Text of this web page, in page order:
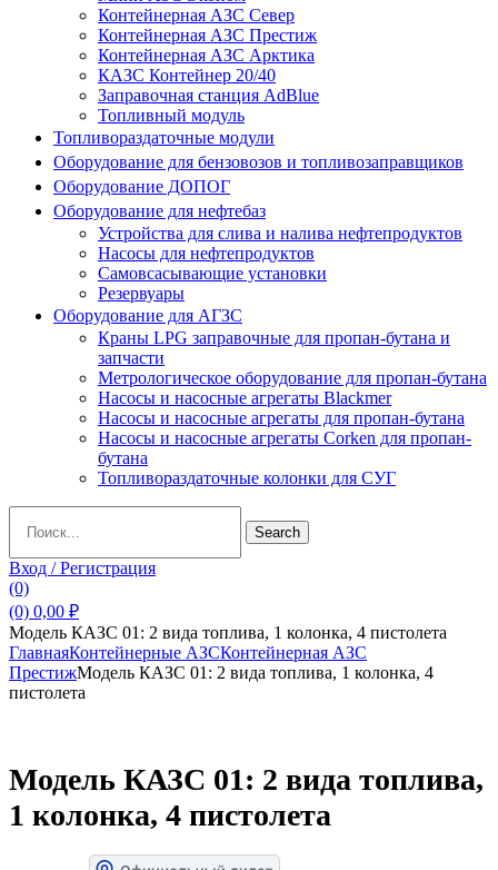
Контейнерная АЗС Север
Контейнерная АЗС Престиж
Контейнерная АЗС Арктика
КАЗС Контейнер 20/40
Заправочная станция AdBlue
Топливный модуль
Топливораздаточные модули
Оборудование для бензовозов и топливозаправщиков
Оборудование ДОПОГ
Оборудование для нефтебаз
Устройства для слива и налива нефтепродуктов
Насосы для нефтепродуктов
Самовсасывающие установки
Резервуары
Оборудование для АГЗС
Краны LPG заправочные для пропан-бутана и
запчасти
Метрологическое оборудование для пропан-бутана
Насосы и насосные агрегаты Blackmer
Насосы и насосные агрегаты для пропан-бутана
Насосы и насосные агрегаты Corken для пропан-
бутана
Топливораздаточные колонки для СУГ
for:
Search
Вход / Регистрация
(0)
(0) 0,00 ₽
Модель КАЗС 01: 2 вида топлива, 1 колонка, 4 пистолета
ГлавнаяКонтейнерные АЗСКонтейнерная АЗС
ПрестижМодель КАЗС 01: 2 вида топлива, 1 колонка, 4
пистолета
Модель КАЗС 01: 2 вида топлива,
1 колонка, 4 пистолета